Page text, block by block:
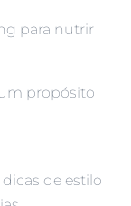
para nutrir
propósito
de estilo